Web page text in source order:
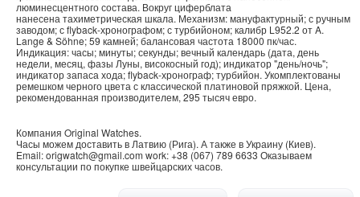
люминесцентного состава. Вокруг циферблата
нанесена тахиметрическая шкала. Механизм: мануфактурный; с ручным
заводом; с flyback-хронографом; с турбийоном; калибр L952.2 от A.
Lange & Söhne; 59 камней; балансовая частота 18000 пк/час.
Индикация: часы; минуты; секунды; вечный календарь (дата, день
недели, месяц, фазы Луны, високосный год); индикатор "день/ночь";
индикатор запаса хода; flyback-хронограф; турбийон. Укомплектованы
ремешком черного цвета с классической платиновой пряжкой. Цена,
рекомендованная производителем, 295 тысяч евро.
Компания Original Watches.
Часы можем доставить в Латвию (Рига). А также вУкраину (Киев).
Email:origwatch@gmail.com work:+38 (067) 789 6633 Оказываем
консультации по покупке швейцарских часов.